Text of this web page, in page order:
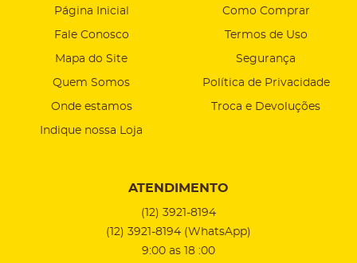
Página Inicial
Fale Conosco
Mapa do Site
Quem Somos
Onde estamos
Indique nossa Loja
Como Comprar
Termos de Uso
Segurança
Política de Privacidade
Troca e Devoluções
ATENDIMENTO
(12) 3921-8194
(12) 3921-8194 (WhatsApp)
9:00 as 18 :00